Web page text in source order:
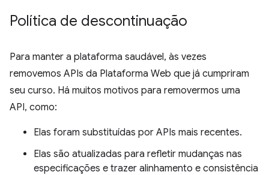
Política de descontinuação
Para manter a plataforma saudável, às vezes
removemos APIs da Plataforma Web que já cumpriram
seu curso. Há muitos motivos para removermos uma
API, como:
Elas foram substituídas por APIs mais recentes.
Elas são atualizadas para refletir mudanças nas
especificações e trazer alinhamento e consistência